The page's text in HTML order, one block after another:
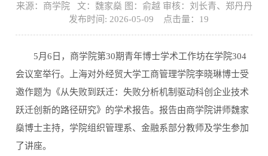
来源：商学院 文：魏家燊 图：俞越 审核：刘长青、郑丹丹
发布时间: 2026-05-09 点击量： 19
5月6日，商学院第30期青年博士学术工作坊在学院304
会议室举行。上海对外经贸大学工商管理学院李晓琳博士受
邀作题为《从失败到跃迁：失败分析机制驱动科创企业技术
跃迁创新的路径研究》的学术报告。报告由商学院讲师魏家
燊博士主持，学院组织管理系、金融系部分教师及学生参加
了讲座。